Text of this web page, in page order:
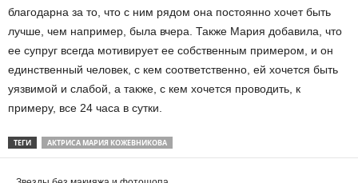
благодарна за то, что с ним рядом она постоянно хочет быть
лучше, чем например, была вчера. Также Мария добавила, что
ее супруг всегда мотивирует ее собственным примером, и он
единственный человек, с кем соответственно, ей хочется быть
уязвимой и слабой, а также, с кем хочется проводить, к
примеру, все 24 часа в сутки.
ТЕГИ АКТРИСА МАРИЯ КОЖЕВНИКОВА